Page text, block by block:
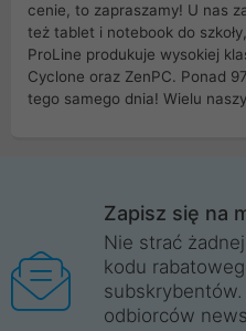
cenie, to zapraszamy! U nas
też tablet i notebook do
ProLine produkuje wysokiej
Cyclone oraz ZenPC. Ponad
tego samego dnia! Wielu
Wrocław, Poznań, Legnica,
Trzebnica, Opole. Szybka i
ProLine to polska firma ze
legalnie i płacimy podatki w
główną w Mirkowie oraz
Zapisz się na
Nie strać
kodu
subskrybentów.
odbiorców